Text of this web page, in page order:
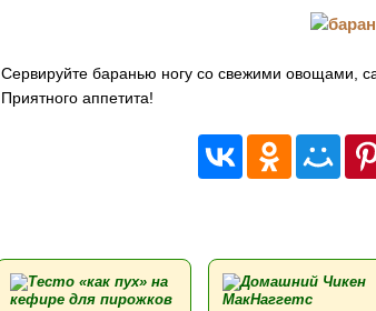
Сервируйте баранью ногу со свежими овощами,
Приятного аппетита!